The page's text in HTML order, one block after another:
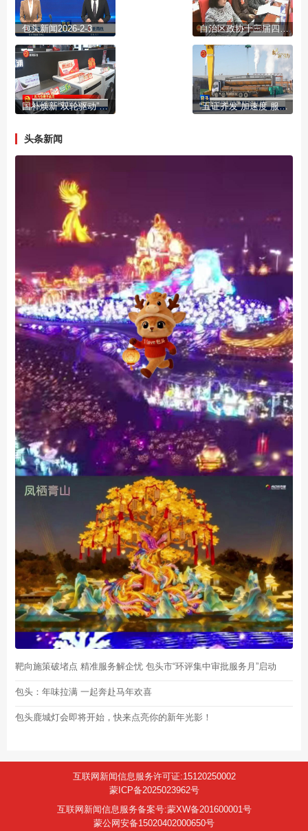
包头新闻2026-2-3 自治区政协十三届四次会议开幕
国补焕新“双轮驱动”激活市场活力 “五证齐发”加速度 服务民企“零距离”
头条新闻
靶向施策破堵点 精准服务解企忧 包头市“环评集中审批服务月”启动
包头：年味拉满 一起奔赴马年欢喜
包头鹿城灯会即将开始，快来点亮你的新年光影！
互联网新闻信息服务许可证:15120250002
蒙ICP备2025023962号
互联网新闻信息服务备案号:蒙XW备201600001号
蒙公网安备15020402000650号